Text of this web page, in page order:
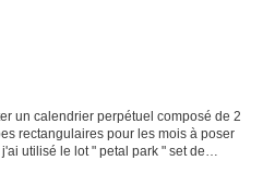
un calendrier perpétuel composé de 2
rectangulaires pour les mois à poser
utilisé le lot " petal park " set de